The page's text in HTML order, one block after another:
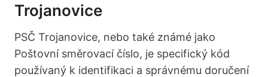
Trojanovice
PSČ Trojanovice, nebo také známé jako
Poštovní směrovací číslo, je specifický kód
používaný k identifikaci a správnému doručení